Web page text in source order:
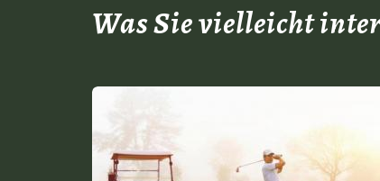
Was Sie vielleicht